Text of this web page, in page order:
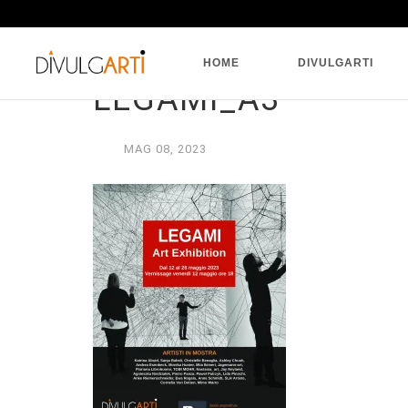
HOME DIVULGARTI
LEGAMI_A3
MAG 08, 2023